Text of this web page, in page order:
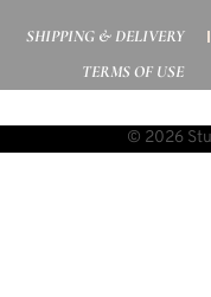
SHIPPING & DELIVERY
TERMS OF USE
© 2026